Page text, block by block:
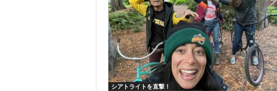
シアトライトを直撃！